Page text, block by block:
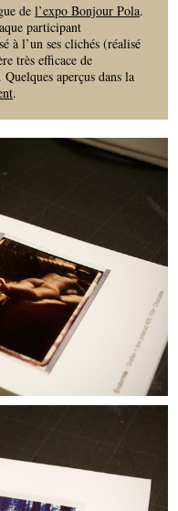
del’expo Bonjour Pola.
participant
à l’un ses clichés (réalisé
très efficace de
aperçus dans la
.